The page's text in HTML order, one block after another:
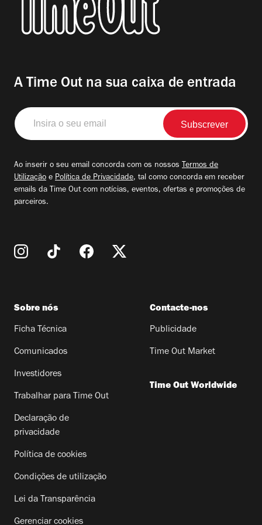
A Time Out na sua caixa de entrada
Insira
o
seu
Ao inserir o seu email concorda com os nossos Termos de
Utilização e Política de Privacidade, tal como concorda em receber
emails da Time Out com notícias, eventos, ofertas e promoções de
parceiros.
Sobre nós
Ficha Técnica
Comunicados
Investidores
Trabalhar para Time Out
Declaração de
privacidade
Política de cookies
Condições de utilização
Lei da Transparência
Gerenciar cookies
Contacte-nos
Publicidade
Time Out Market
Time Out Worldwide